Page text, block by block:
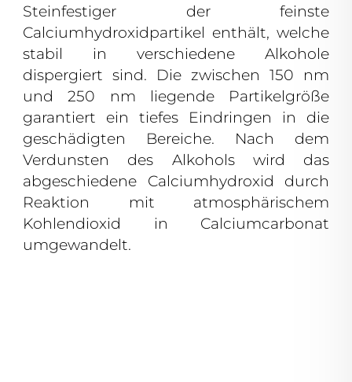
Steinfestiger der feinste
Calciumhydroxidpartikel enthält, welche
stabil in verschiedene Alkohole
dispergiert sind. Die zwischen 150 nm
und 250 nm liegende Partikelgröße
garantiert ein tiefes Eindringen in die
geschädigten Bereiche. Nach dem
Verdunsten des Alkohols wird das
abgeschiedene Calciumhydroxid durch
Reaktion mit atmosphärischem
Kohlendioxid in Calciumcarbonat
umgewandelt.